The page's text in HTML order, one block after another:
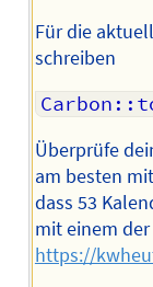
Für die
schreiben
Überprüfe
am besten
dass 53
mit einem
https://